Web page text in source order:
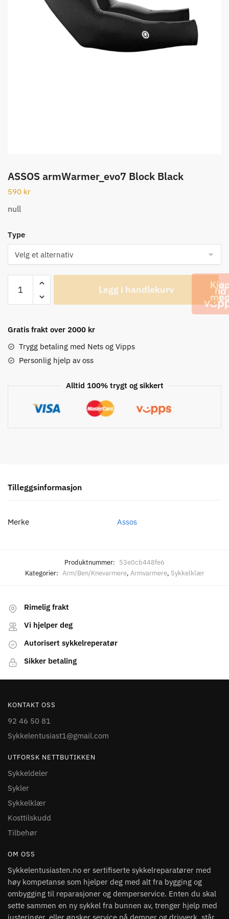
ASSOS armWarmer_evo7 Block Black
590 kr
null
Type
armWarmer_evo7
Block
antall
Legg i handlekurv
Gratis frakt over 2000 kr
Trygg betaling med Nets og Vipps
Personlig hjelp av oss
Alltid 100% trygt og sikkert
Tilleggsinformasjon
Merke Assos
Produktnummer: 53e0cb448fe6
Kategorier: Arm/Ben/Knevarmere, Armvarmere, Sykkelklær
Rimelig frakt
Vi hjelper deg
Autorisert sykkelreperatør
Sikker betaling
KONTAKT OSS
92 46 50 81
Sykkelentusiast1@gmail.com
UTFORSK NETTBUTIKKEN
Sykkeldeler
Sykler
Sykkelklær
Kosttilskudd
Tilbehør
OM OSS
Sykkelentusiasten.no er sertifiserte sykkelreparatører med
høy kompetanse som hjelper deg med alt fra bygging og
ombygging til reparasjoner og demperservice. Enten du skal
sette sammen en ny sykkel fra bunnen av, trenger hjelp med
justeringer, eller ønsker service på demper og drivverk, står